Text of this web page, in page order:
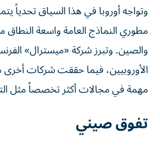
وتواجه أوروبا في هذا السياق تحدياً
مطوري النماذج العامة واسعة النطاق
والصين. وتبرز شركة «ميسترال»
الأوروبيين، فيما حققت شركات
مهمة في مجالات أكثر تخصصاً مثل
تفوق صيني